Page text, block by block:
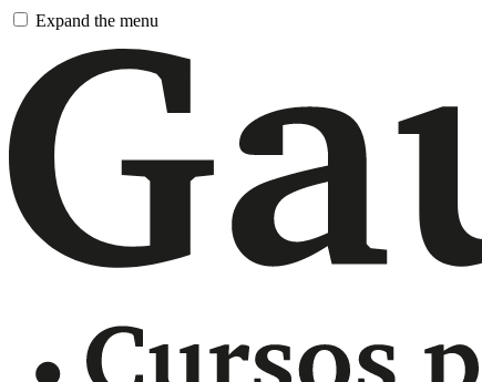
Pasar
contenido
principal
Expand the menu